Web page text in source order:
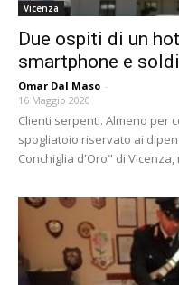
Vicenza
Due ospiti di un
smartphone e
Omar Dal Maso -
16 Maggio 2020
Clienti serpenti. Almeno per
spogliatoio riservato ai
Conchiglia d'Oro" di